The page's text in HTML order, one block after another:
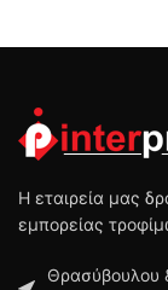
Η εταιρεία μας
εμπορείας
Θρασύβουλου